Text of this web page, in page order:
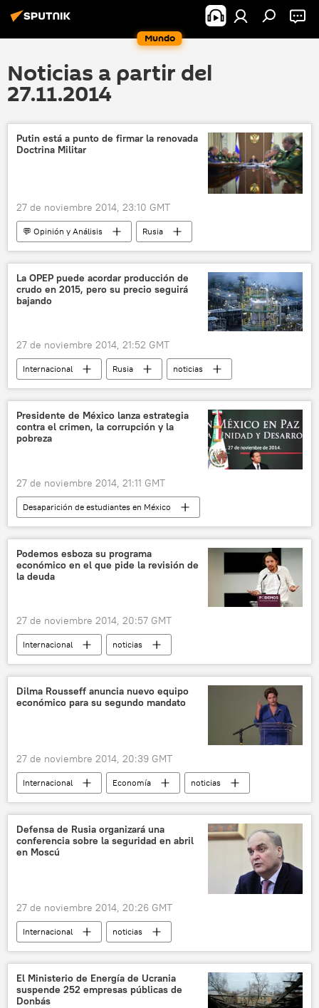
Mundo
Noticias a partir del
27.11.2014
Putin está a punto de firmar la renovada
Doctrina Militar
27 de noviembre 2014, 23:10 GMT
💬 Opinión y Análisis
Rusia
Internacional
noticias
La OPEP puede acordar producción de
crudo en 2015, pero su precio seguirá
bajando
27 de noviembre 2014, 21:52 GMT
Internacional Rusia noticias
Presidente de México lanza estrategia
contra el crimen, la corrupción y la
pobreza
27 de noviembre 2014, 21:11 GMT
Desaparición de estudiantes en México
Internacional
noticias
Podemos esboza su programa
económico en el que pide la revisión de
la deuda
27 de noviembre 2014, 20:57 GMT
Internacional noticias
Dilma Rousseff anuncia nuevo equipo
económico para su segundo mandato
27 de noviembre 2014, 20:39 GMT
Internacional Economía noticias
Defensa de Rusia organizará una
conferencia sobre la seguridad en abril
en Moscú
27 de noviembre 2014, 20:26 GMT
Internacional noticias
El Ministerio de Energía de Ucrania
suspende 252 empresas públicas de
Donbás